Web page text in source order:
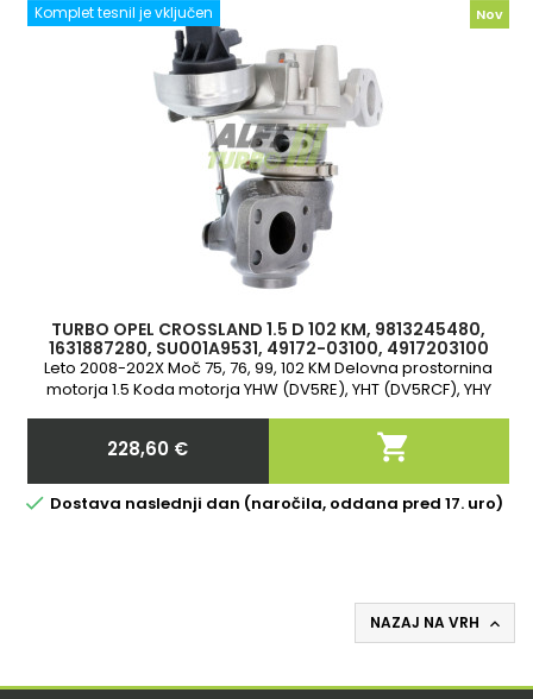
Komplet tesnil je vključen Nov
TURBO OPEL CROSSLAND 1.5 D 102 KM, 9813245480,
1631887280, SU001A9531, 49172-03100, 4917203100
Leto 2008-202X Moč 75, 76, 99, 102 KM Delovna prostornina
motorja 1.5 Koda motorja YHW (DV5RE), YHT (DV5RCF), YHY
DV5RE, DV5RCF, DV5RD 2-letna garancija
Cena
228,60 € 
 Dostava naslednji dan (naročila, oddana pred 17. uro)
NAZAJ NA VRH 